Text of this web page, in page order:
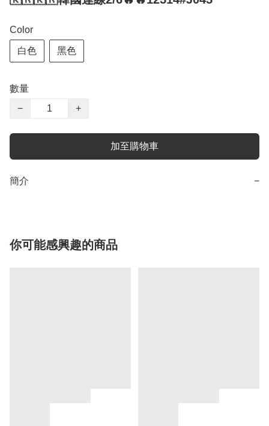
Color
白色 黑色
數量
−
+
加至購物車
簡介 −
你可能感興趣的商品